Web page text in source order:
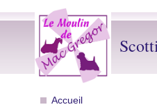
Accueil